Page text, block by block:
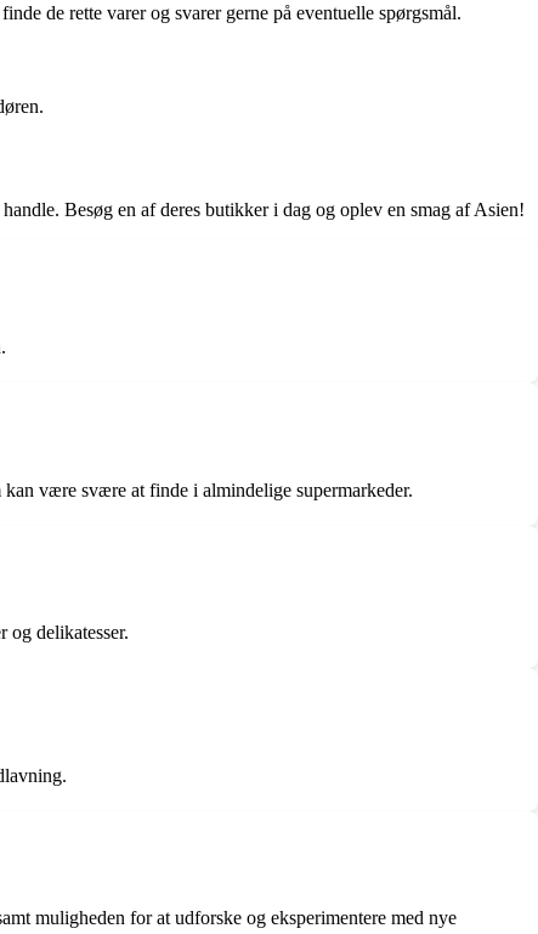
de rette varer og svarer gerne på eventuelle spørgsmål.
Besøg en af deres butikker i dag og oplev en smag af Asien!
være svære at finde i almindelige supermarkeder.
og delikatesser.
muligheden for at udforske og eksperimentere med nye